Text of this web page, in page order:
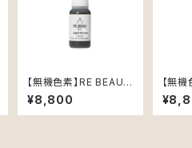
【無機色素】RE BEAU 5
11（ライトブラウン）15m
l¥8,800
【無
707（